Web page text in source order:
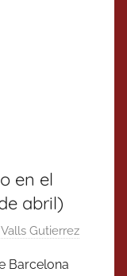
en el
abril)
Gutierrez
Barcelona